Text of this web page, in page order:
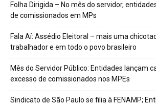
Folha Dirigida – No mês do servidor,
de comissionados em MPs
Fala Aí: Assédio Eleitoral – mais uma
trabalhador e em todo o povo brasileiro
Mês do Servidor Público: Entidades lançam
excesso de comissionados nos MPEs
Sindicato de São Paulo se filia à FENAMP;